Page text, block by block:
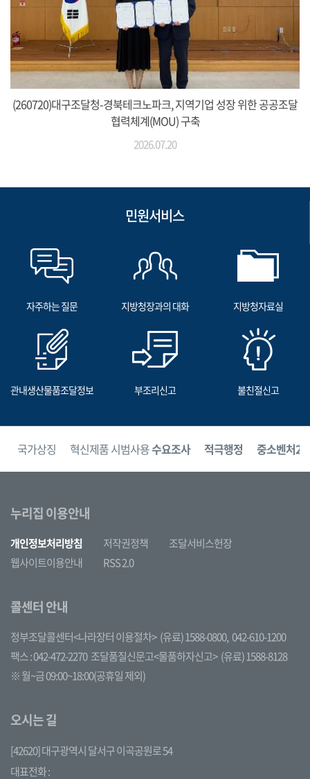
(260720)대구조달청-경북테크노파크, 지역기업 성장 위한 공공조달
협력체계(MOU) 구축
2026.07.20
민원서비스
자주하는 질문 지방청장과의 대화 지방청자료실
관내생산물품조달정보 부조리신고 불친절신고
국가상징 혁신제품 시범사용수요조사 적극행정 중소벤처24
누리집 이용안내
개인정보처리방침 저작권정책
조달서비스헌장
웹사이트이용안내
RSS 2.0
콜센터 안내
정부조달콜센터<나라장터 이용절차> (유료) 1588-0800, 042-610-1200
팩스 : 042-472-2270 조달품질신문고<물품하자신고> (유료) 1588-8128
※ 월~금 09:00~18:00(공휴일 제외)
오시는 길
[42620] 대구광역시 달서구 이곡공원로 54
대표전화 :